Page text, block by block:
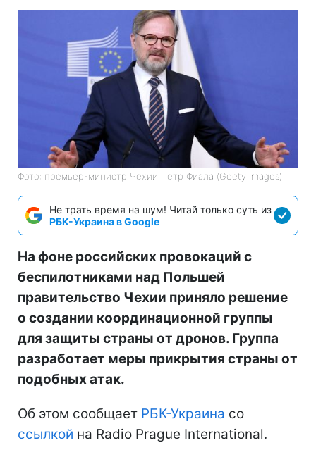
Фото: премьер-министр Чехии Петр Фиала (Geety Images)
Не трать время на шум! Читай только суть из
РБК-Украина в Google
На фоне российских провокаций с
беспилотниками над Польшей
правительство Чехии приняло решение
о создании координационной группы
для защиты страны от дронов. Группа
разработает меры прикрытия страны от
подобных атак.
Об этом сообщает РБК-Украина со
ссылкой на Radio Prague International.